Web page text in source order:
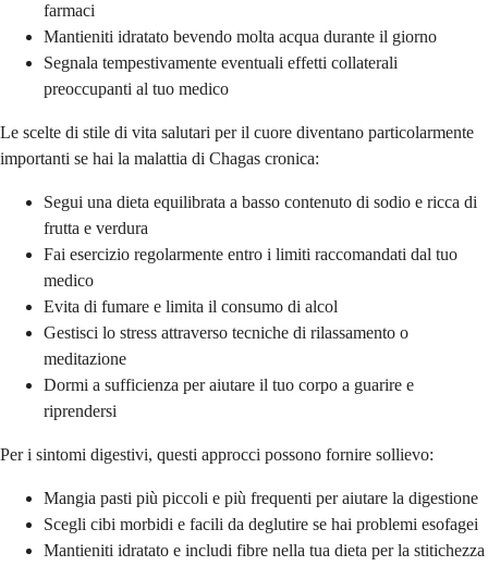
farmaci
Mantieniti idratato bevendo molta acqua durante il giorno
Segnala tempestivamente eventuali effetti collaterali
preoccupanti al tuo medico
Le scelte di stile di vita salutari per il cuore diventano particolarmente
importanti se hai la malattia di Chagas cronica:
Segui una dieta equilibrata a basso contenuto di sodio e ricca di
frutta e verdura
Fai esercizio regolarmente entro i limiti raccomandati dal tuo
medico
Evita di fumare e limita il consumo di alcol
Gestisci lo stress attraverso tecniche di rilassamento o
meditazione
Dormi a sufficienza per aiutare il tuo corpo a guarire e
riprendersi
Per i sintomi digestivi, questi approcci possono fornire sollievo:
Mangia pasti più piccoli e più frequenti per aiutare la digestione
Scegli cibi morbidi e facili da deglutire se hai problemi esofagei
Mantieniti idratato e includi fibre nella tua dieta per la stitichezza